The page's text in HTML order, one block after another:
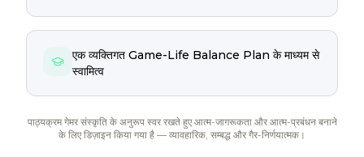
एक व्यक्तिगत Game-Life Balance Plan के माध्यम से
स्वामित्व
पाठ्यक्रम गेमर संस्कृति के अनुरूप स्वर रखते हुए आत्म-जागरूकता और आत्म-प्रबंधन बनाने
के लिए डिज़ाइन किया गया है — व्यावहारिक, सम्बद्ध और गैर-निर्णयात्मक।